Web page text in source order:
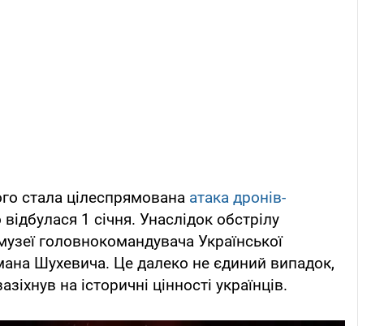
стала цілеспрямована атака дронів-
1 січня. Унаслідок обстрілу
головнокомандувача Української
Шухевича. Це далеко не єдиний випадок,
на історичні цінності українців.